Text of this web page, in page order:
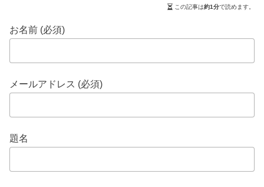
この記事は約1分で読めます。
お名前 (必須)
メールアドレス (必須)
題名